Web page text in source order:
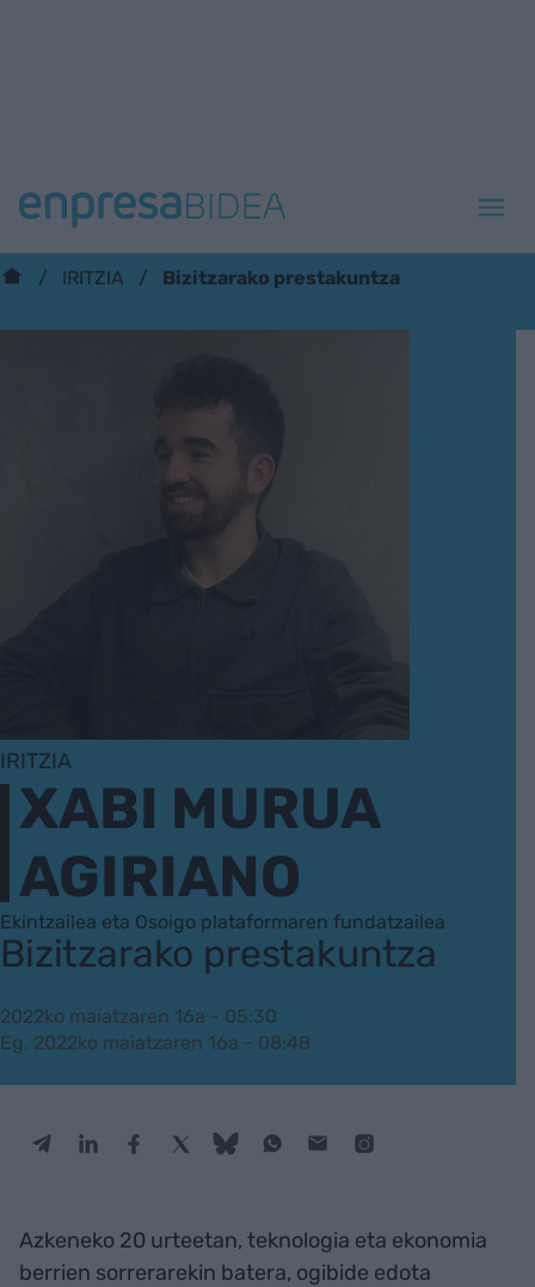
IRITZIA Bizitzarako prestakuntza
IRITZIA
XABI MURUA
AGIRIANO
Ekintzailea eta Osoigo plataformaren fundatzailea
Bizitzarako prestakuntza
2022ko maiatzaren 16a - 05:30
Eg. 2022ko maiatzaren 16a - 08:48
Azkeneko 20 urteetan, teknologia eta ekonomia
berrien sorrerarekin batera, ogibide edota